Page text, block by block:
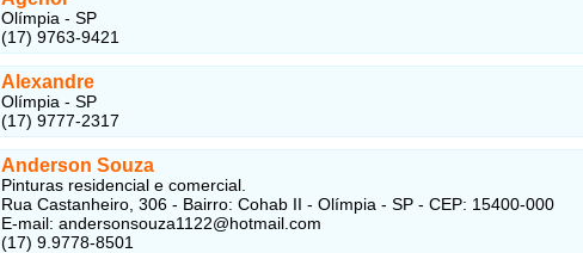
Olímpia - SP
(17) 9763-9421
Alexandre
Olímpia - SP
(17) 9777-2317
Anderson Souza
Pinturas residencial e comercial.
Rua Castanheiro, 306 - Bairro: Cohab II - Olímpia - SP - CEP: 15400-000
E-mail: andersonsouza1122@hotmail.com
(17) 9.9778-8501